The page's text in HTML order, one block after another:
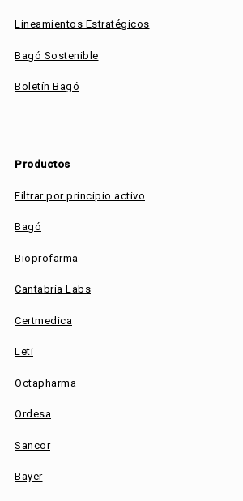
Lineamientos Estratégicos
Bagó Sostenible
Boletín Bagó
Productos
Filtrar por principio activo
Bagó
Bioprofarma
Cantabria Labs
Certmedica
Leti
Octapharma
Ordesa
Sancor
Bayer